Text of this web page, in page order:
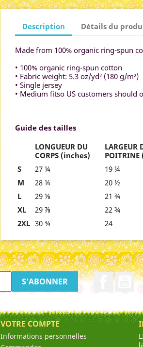
Description Détails du
Made from 100% organic ring-spun
• 100% organic ring-spun cotton
• Fabric weight: 5.3 oz/yd² (180 g/m²)
• Single jersey
• Medium fitso US customers should
Guide des tailles
LONGUEUR DU
CORPS (inches)
LARGEUR
S
27 ¼ 19 ¼
M
28 ¼ 20 ½
L
29 ⅛ 21 ¾
XL
29 ⅞ 22 ¾
2XL 30 ¾ 24
Facebook
VOTRE COMPTE
Informations personnelles